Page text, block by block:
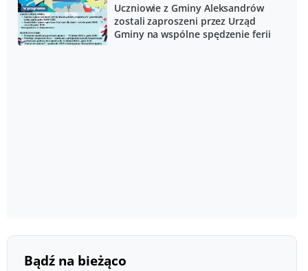
Uczniowie z Gminy Aleksandrów
zostali zaproszeni przez Urząd
Gminy na wspólne spędzenie ferii
Bądź na bieżąco